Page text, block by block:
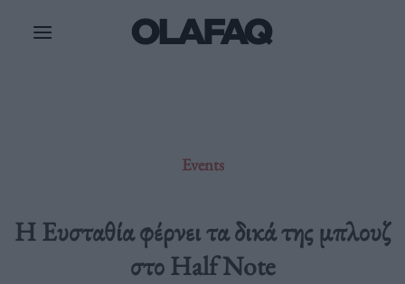
Events
Η Ευσταθία φέρνει τα δικά της μπλουζ
στο Half Note